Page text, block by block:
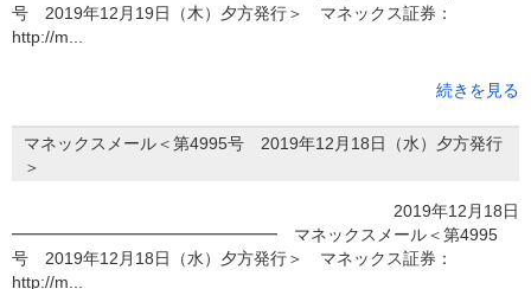
号 2019年12月19日（木）夕方発行＞ マネックス証券：
http://m...
続きを見る
マネックスメール＜第4995号 2019年12月18日（水）夕方発行
＞
2019年12月18日
━━━━━━━━━━━━━━━━ マネックスメール＜第4995
号 2019年12月18日（水）夕方発行＞ マネックス証券：
http://m...